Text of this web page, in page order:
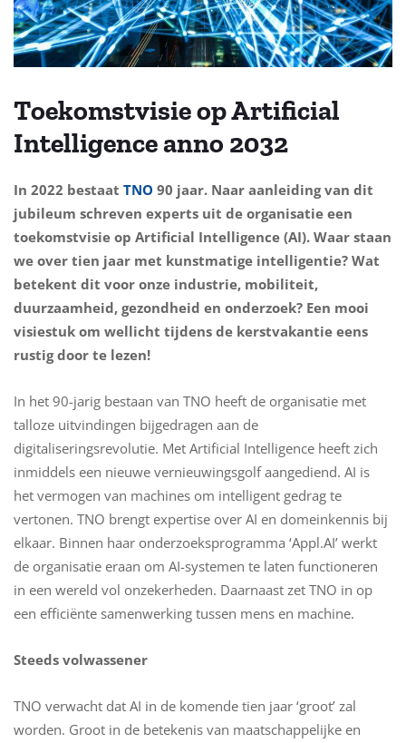
Toekomstvisie op Artificial
Intelligence anno 2032
In 2022 bestaat TNO 90 jaar. Naar aanleiding van dit
jubileum schreven experts uit de organisatie een
toekomstvisie op Artificial Intelligence (AI). Waar staan
we over tien jaar met kunstmatige intelligentie? Wat
betekent dit voor onze industrie, mobiliteit,
duurzaamheid, gezondheid en onderzoek? Een mooi
visiestuk om wellicht tijdens de kerstvakantie eens
rustig door te lezen!
In het 90-jarig bestaan van TNO heeft de organisatie met
talloze uitvindingen bijgedragen aan de
digitaliseringsrevolutie. Met Artificial Intelligence heeft zich
inmiddels een nieuwe vernieuwingsgolf aangediend. AI is
het vermogen van machines om intelligent gedrag te
vertonen. TNO brengt expertise over AI en domeinkennis bij
elkaar. Binnen haar onderzoeksprogramma ‘Appl.AI’ werkt
de organisatie eraan om AI-systemen te laten functioneren
in een wereld vol onzekerheden. Daarnaast zet TNO in op
een efficiënte samenwerking tussen mens en machine.
Steeds volwassener
TNO verwacht dat AI in de komende tien jaar ‘groot’ zal
worden. Groot in de betekenis van maatschappelijke en